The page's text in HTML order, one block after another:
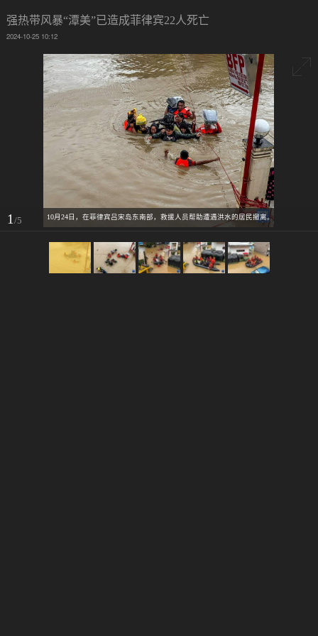
强热带风暴“潭美”已造成菲律宾22人死亡
2024-10-25 10:12
1/5 10月24日，在菲律宾吕宋岛东南部，救援人员帮助遭遇洪水的居民撤离。